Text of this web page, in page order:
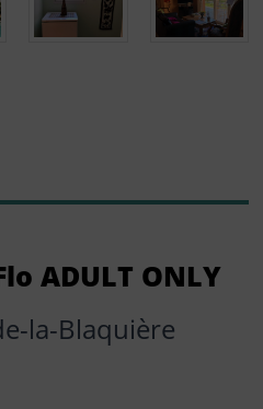
ADULT ONLY
la-Blaquière